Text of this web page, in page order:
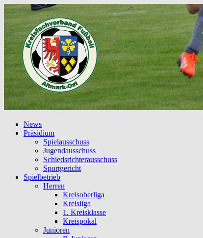
News
Präsidium
Spielausschuss
Jugendausschuss
Schiedsrichterausschuss
Sportgericht
Spielbetrieb
Herren
Kreisoberliga
Kreisliga
1. Kreisklasse
Kreispokal
Junioren